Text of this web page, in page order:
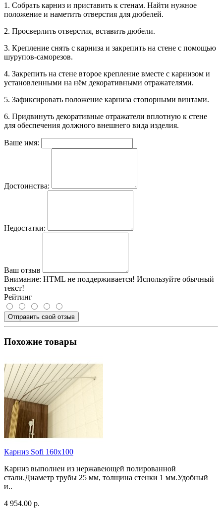
1. Собрать карниз и приставить к стенам. Найти нужное
положение и наметить отверстия для дюбелей.
2. Просверлить отверстия, вставить дюбели.
3. Крепление снять с карниза и закрепить на стене с помощью
шурупов-саморезов.
4. Закрепить на стене второе крепление вместе с карнизом и
установленными на нём декоративными отражателями.
5. Зафиксировать положение карниза стопорными винтами.
6. Придвинуть декоративные отражатели вплотную к стене
для обеспечения должного внешнего вида изделия.
Ваше имя:
Достоинства:
Недостатки:
Ваш отзыв
Внимание: HTML не поддерживается! Используйте обычный
текст!
Рейтинг
Отправить свой отзыв
Похожие товары
Карниз Sofi 160x100
Карниз выполнен из нержавеющей полированной
стали.Диаметр трубы 25 мм, толщина стенки 1 мм.Удобный
и..
4 954.00 р.